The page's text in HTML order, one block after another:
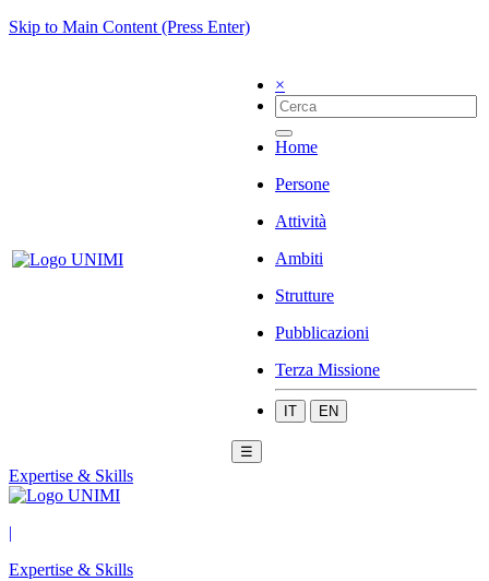
Skip to Main Content (Press Enter)
×
Home
Persone
Attività
Ambiti
Strutture
Pubblicazioni
Terza Missione
IT EN
☰
Expertise & Skills
|
Expertise & Skills